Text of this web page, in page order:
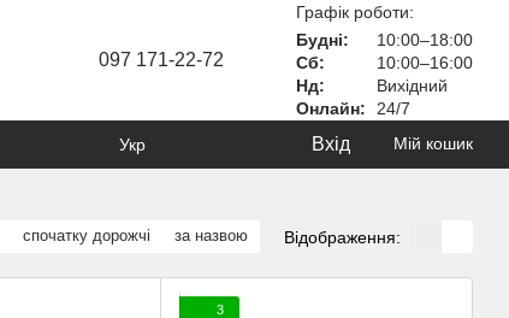
097 171-22-72
Графік роботи:
Будні:
10:00–18:00
Сб:
10:00–16:00
Нд:
Вихідний
Онлайн:
24/7
Укр Вхід Мій кошик
спочатку дорожчі за назвою Відображення:
3